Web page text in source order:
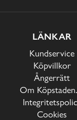
LÄNKAR
Kundservice
Köpvillkor
Ångerrätt
Om
Cookies